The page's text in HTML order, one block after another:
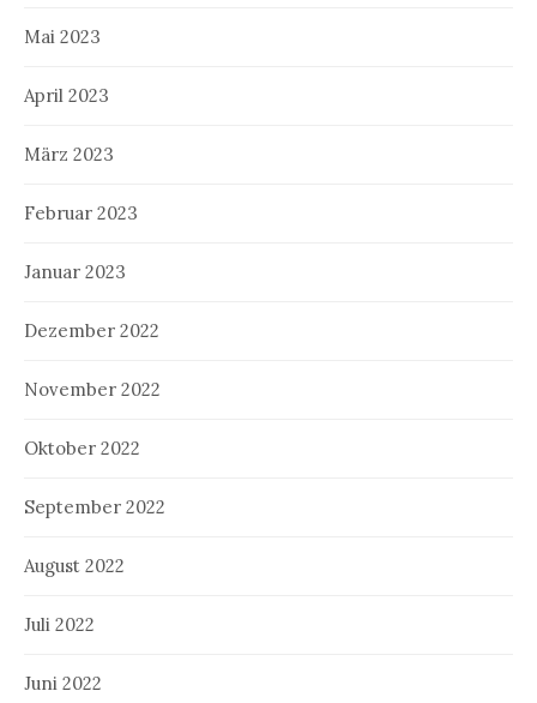
Mai 2023
April 2023
März 2023
Februar 2023
Januar 2023
Dezember 2022
November 2022
Oktober 2022
September 2022
August 2022
Juli 2022
Juni 2022